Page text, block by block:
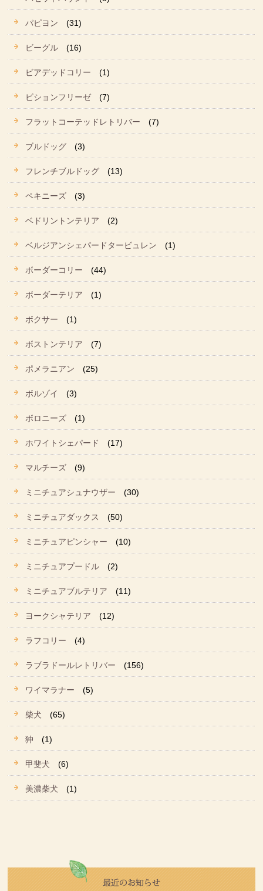
パピヨン (31)
ビーグル (16)
ビアデッドコリー (1)
ビションフリーゼ (7)
フラットコーテッドレトリバー (7)
ブルドッグ (3)
フレンチブルドッグ (13)
ペキニーズ (3)
ベドリントンテリア (2)
ベルジアンシェパードタービュレン (1)
ボーダーコリー (44)
ボーダーテリア (1)
ボクサー (1)
ボストンテリア (7)
ポメラニアン (25)
ボルゾイ (3)
ボロニーズ (1)
ホワイトシェパード (17)
マルチーズ (9)
ミニチュアシュナウザー (30)
ミニチュアダックス (50)
ミニチュアピンシャー (10)
ミニチュアプードル (2)
ミニチュアブルテリア (11)
ヨークシャテリア (12)
ラフコリー (4)
ラブラドールレトリバー (156)
ワイマラナー (5)
柴犬 (65)
狆 (1)
甲斐犬 (6)
美濃柴犬 (1)